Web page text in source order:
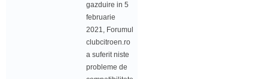
gazduire in 5
februarie
2021, Forumul
clubcitroen.ro
a suferit niste
probleme de